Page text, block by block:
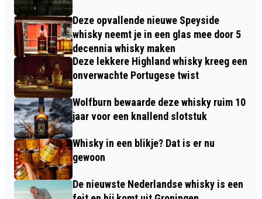
Deze opvallende nieuwe Speyside
whisky neemt je in een glas mee door 5
decennia whisky maken
Deze lekkere Highland whisky kreeg een
onverwachte Portugese twist
Wolfburn bewaarde deze whisky ruim 10
jaar voor een knallend slotstuk
Whisky in een blikje? Dat is er nu
gewoon
De nieuwste Nederlandse whisky is een